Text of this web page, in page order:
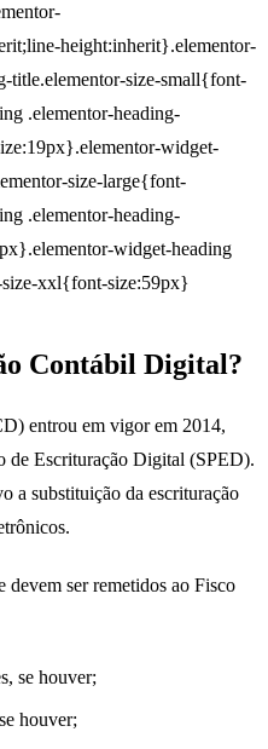
height:inherit}.elementor-
title.elementor-size-small{font-
.elementor-heading-
widget-
size-large{font-
.elementor-heading-
widget-heading
size-xxl{font-size:59px}
Contábil Digital?
entrou em vigor em 2014,
de Escrituração Digital (SPED).
a substituição da escrituração
devem ser remetidos ao Fisco
se houver;
houver;